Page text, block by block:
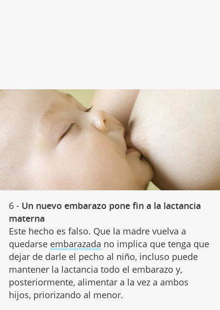
6 - Un nuevo embarazo pone fin a la lactancia
materna
Este hecho es falso. Que la madre vuelva a
quedarse embarazada no implica que tenga que
dejar de darle el pecho al niño, incluso puede
mantener la lactancia todo el embarazo y,
posteriormente, alimentar a la vez a ambos
hijos, priorizando al menor.